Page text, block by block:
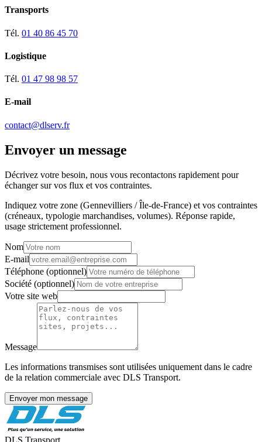
Transports
Tél. 01 40 86 45 70
Logistique
Tél. 01 47 98 98 57
E-mail
contact@dlserv.fr
Envoyer un message
Décrivez votre besoin, nous vous recontactons rapidement pour
échanger sur vos flux et vos contraintes.
Indiquez votre zone (Gennevilliers /Île-de-France) et vos contraintes
(créneaux, typologie marchandises, volumes). Réponse rapide,
usage strictement professionnel.
Nom
E-mail
Téléphone (optionnel)
Société (optionnel)
Votre site web
Message
Les informations transmises sont utilisées uniquement dans le cadre
de la relation commerciale avec DLS Transport.
Envoyer mon message
DLS Transport